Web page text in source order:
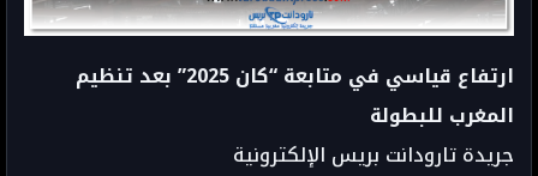
ارتفاع قياسي في متابعة “كان 2025” بعد تنظيم
المغرب للبطولة
جريدة تارودانت بريس الإلكترونية